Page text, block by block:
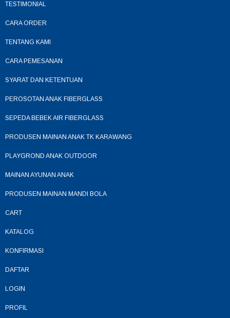
TESTIMONIAL
CARA ORDER
TENTANG KAMI
CARA PEMESANAN
SYARAT DAN KETENTUAN
PEROSOTAN ANAK FIBERGLASS
SEPEDA BEBEK AIR FIBERGLASS
PRODUSEN MAINAN ANAK TK KARAWANG
PLAYGROND ANAK OUTDOOR
MAINAN AYUNAN ANAK
PRODUSEN MAINAN MANDI BOLA
CART
KATALOG
KONFIRMASI
DAFTAR
LOGIN
PROFIL